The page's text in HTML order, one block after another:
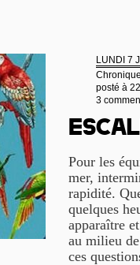
LUNDI 7
posté à
3
Pour les
mer,
rapidité.
quelques
apparaître
au milieu
ces